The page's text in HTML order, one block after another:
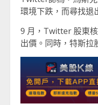
環境下跌，而尋找退
9 月，Twitter 股東
出價。同時，特斯拉